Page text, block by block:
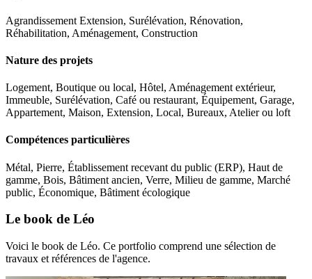
Agrandissement Extension, Surélévation, Rénovation,
Réhabilitation, Aménagement, Construction
Nature des projets
Logement, Boutique ou local, Hôtel, Aménagement extérieur,
Immeuble, Surélévation, Café ou restaurant, Équipement, Garage,
Appartement, Maison, Extension, Local, Bureaux, Atelier ou loft
Compétences particulières
Métal, Pierre, Établissement recevant du public (ERP), Haut de
gamme, Bois, Bâtiment ancien, Verre, Milieu de gamme, Marché
public, Économique, Bâtiment écologique
Le book de Léo
Voici le book de Léo. Ce portfolio comprend une sélection de
travaux et références de l'agence.